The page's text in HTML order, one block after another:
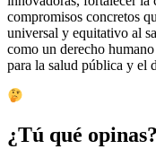
compromisos concretos
universal y equitativo al
como un derecho
para la salud pública y el
¿Tú qué opinas?